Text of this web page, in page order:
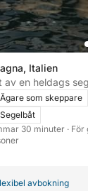
Italien
av en heldags
på en
Ägare som skeppare
Segelbåt
30 minuter ·
avbokning